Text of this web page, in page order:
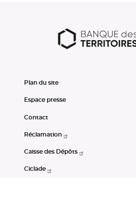
Plan du site
Espace presse
Contact
Réclamation
Caisse des Dépôts
Ciclade